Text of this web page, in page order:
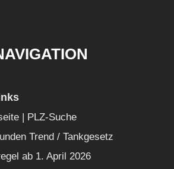
| PLZ-Suche
Trend / Tankgesetz
ab 1. April 2026